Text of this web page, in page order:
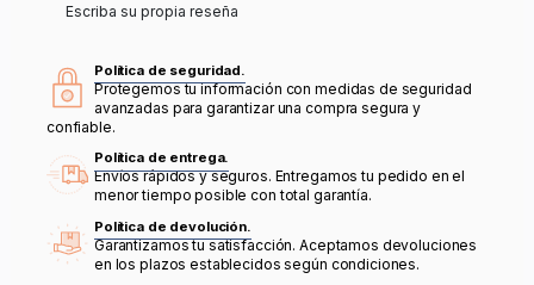
Escriba su propia reseña
Política de seguridad.
Protegemos tu información con medidas de seguridad
avanzadas para garantizar una compra segura y
confiable.
Política de entrega.
Envíos rápidos y seguros. Entregamos tu pedido en el
menor tiempo posible con total garantía.
Política de devolución.
Garantizamos tu satisfacción. Aceptamos devoluciones
en los plazos establecidos según condiciones.